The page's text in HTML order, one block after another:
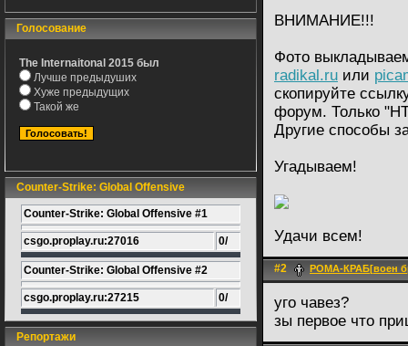
Голосование
The Internaitonal 2015 был
Лучше предыдуших
Хуже предыдущих
Такой же
Counter-Strike: Global Offensive
Counter-Strike: Global Offensive #1
csgo.proplay.ru:27016 0/
Counter-Strike: Global Offensive #2
csgo.proplay.ru:27215 0/
Репортажи
ВНИМАНИЕ!!!
Фото
radikal.ru или
скопируйте
форум. Только
Другие способы
Угадываем!
Удачи всем!
#2 РОМА-КРАБ[воен
уго чавез?
зы первое что